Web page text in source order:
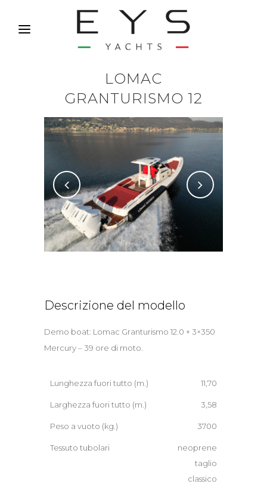
LOMAC
GRANTURISMO 12
Descrizione del modello
Demo boat: Lomac Granturismo 12.0 + 3×350
Mercury – 39 ore di moto.
Lunghezza fuori tutto (m.) 11,70
Larghezza fuori tutto (m.) 3,58
Peso a vuoto (kg.) 3700
Tessuto tubolari
neoprene
taglio
classico